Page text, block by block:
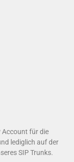
Account für die
lediglich auf der
SIP Trunks.